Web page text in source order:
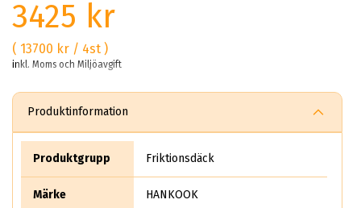
3425 kr
( 13700 kr / 4st )
inkl. Moms och Miljöavgift
Produktinformation
Produktgrupp Friktionsdäck
Märke HANKOOK